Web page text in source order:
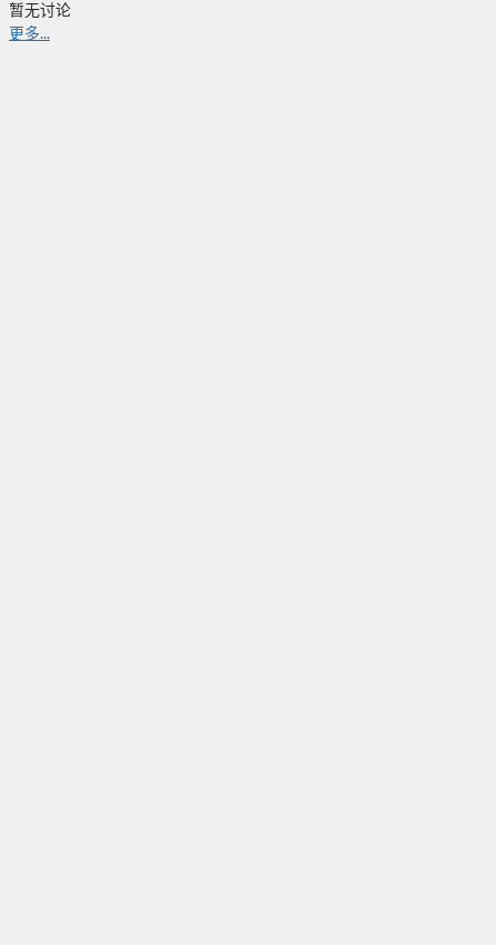
暂无讨论
更多...